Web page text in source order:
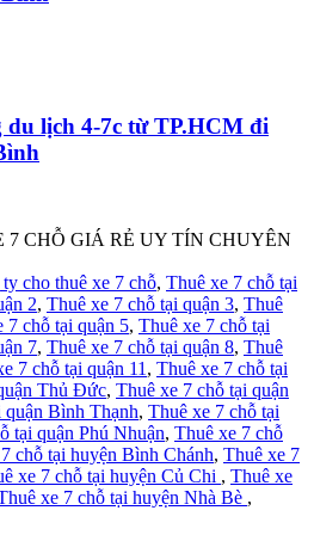
du lịch 4-7c từ TP.HCM đi
CHỖ GIÁ RẺ UY TÍN CHUYÊN
cho thuê xe 7 chỗ, Thuê xe 7 chỗ tại
2, Thuê xe 7 chỗ tại quận 3, Thuê
7 chỗ tại quận 5, Thuê xe 7 chỗ tại
7, Thuê xe 7 chỗ tại quận 8, Thuê
7 chỗ tại quận 11 , Thuê xe 7 chỗ tại
Thủ Đức, Thuê xe 7 chỗ tại quận
quận Bình Thạnh, Thuê xe 7 chỗ tại
tại quận Phú Nhuận, Thuê xe 7 chỗ
chỗ tại huyện Bình Chánh, Thuê xe 7
xe 7 chỗ tại huyện Củ Chi , Thuê xe
xe 7 chỗ tại huyện Nhà Bè ,